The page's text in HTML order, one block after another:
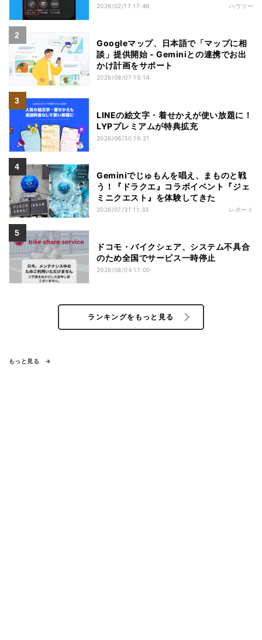
2026/02/17 17:46 ハウツー
Googleマップ、日本語で「マップに相
談」提供開始 - Geminiとの連携でお出
かけ計画をサポート
2026/08/07 15:14
LINEの絵文字・着せかえが使い放題に！
LYPプレミアムが特典拡充
2026/06/30 16:21
Geminiでじゅもんを唱え、まものと戦
う！『ドラクエ』コラボイベント『ジェ
ミニクエスト』を体験してきた
2026/07/31 11:33 レポート
ドコモ・バイクシェア、システム不具合
のため全国でサービス一時停止
2026/08/04 17:00
ランキングをもっと見る
もっと見る